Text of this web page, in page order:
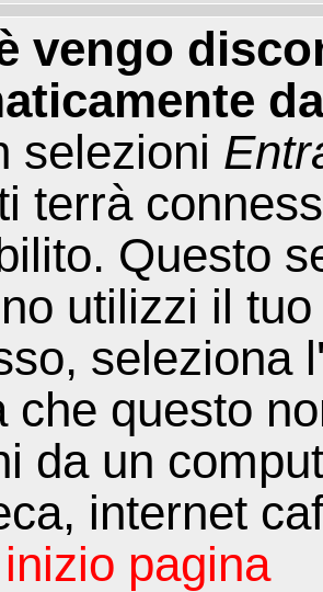
vengo
selezioni
terrà
Questo
utilizzi il
seleziona
che questo
da un
internet
pagina